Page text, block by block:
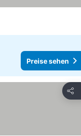
Preise sehen